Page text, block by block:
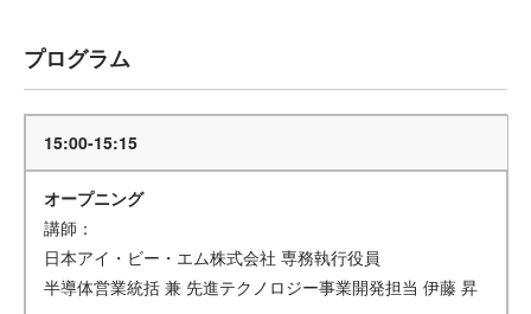
プログラム
15:00-15:15
オープニング
講師：
日本アイ・ビー・エム株式会社 専務執行役員
半導体営業統括 兼 先進テクノロジー事業開発担当 伊藤 昇